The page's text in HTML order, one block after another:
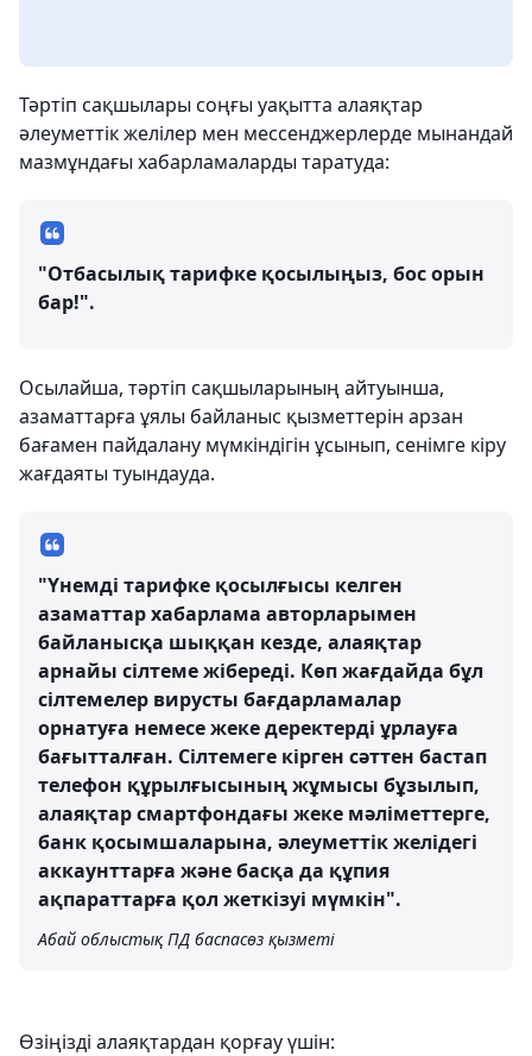
Тәртіп сақшылары соңғы уақытта алаяқтар
әлеуметтік желілер мен мессенджерлерде мынандай
мазмұндағы хабарламаларды таратуда:
"Отбасылық тарифке қосылыңыз, бос орын
бар!".
Осылайша, тәртіп сақшыларының айтуынша,
азаматтарға ұялы байланыс қызметтерін арзан
бағамен пайдалану мүмкіндігін ұсынып, сенімге кіру
жағдаяты туындауда.
"Үнемді тарифке қосылғысы келген
азаматтар хабарлама авторларымен
байланысқа шыққан кезде, алаяқтар
арнайы сілтеме жібереді. Көп жағдайда бұл
сілтемелер вирусты бағдарламалар
орнатуға немесе жеке деректерді ұрлауға
бағытталған. Сілтемеге кірген сәттен бастап
телефон құрылғысының жұмысы бұзылып,
алаяқтар смартфондағы жеке мәліметтерге,
банк қосымшаларына, әлеуметтік желідегі
аккаунттарға және басқа да құпия
ақпараттарға қол жеткізуі мүмкін".
Абай облыстық ПД баспасөз қызметі
Өзіңізді алаяқтардан қорғау үшін: